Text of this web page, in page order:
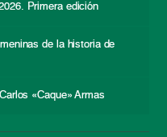
Primera edición
de la historia de
«Caque» Armas